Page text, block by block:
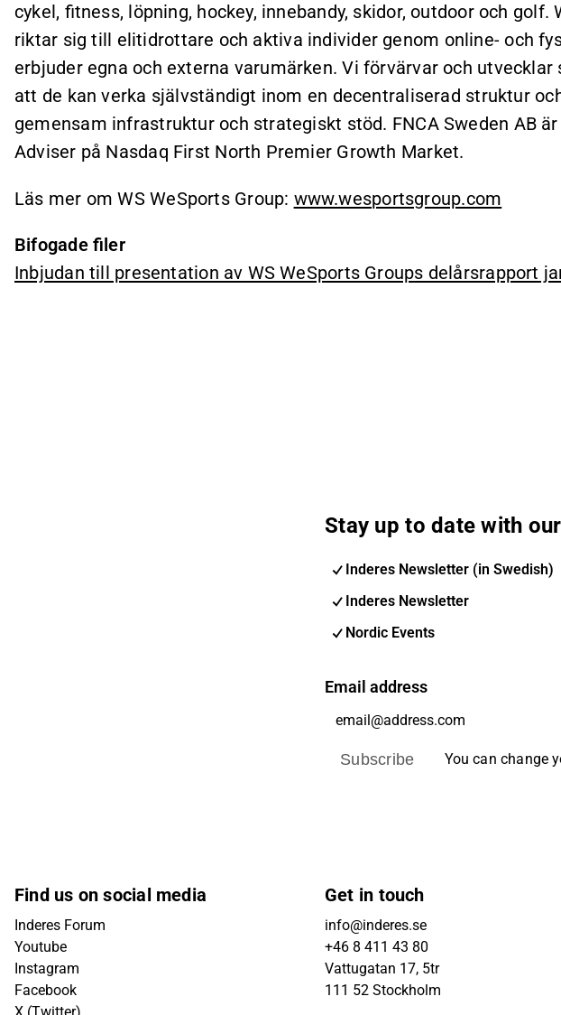
cykel, fitness, löpning, hockey, innebandy, skidor, outdoor och golf.
riktar sig till elitidrottare och aktiva individer genom online- och
erbjuder egna och externa varumärken. Vi förvärvar och
att de kan verka självständigt inom en decentraliserad struktur
gemensam infrastruktur och strategiskt stöd. FNCA Sweden AB
Adviser på Nasdaq First North Premier Growth Market.
Läs mer om WS WeSports Group: www.wesportsgroup.com
Bifogade filer
Inbjudan till presentation av WS WeSports Groups delårsrapport
Stay up to date with
Inderes Newsletter (in Swedish)
Inderes Newsletter
Nordic Events
Email address
Subscribe You can change
Find us on social media
Inderes Forum
Youtube
Instagram
Facebook
Get in touch
info@inderes.se
+46 8 411 43 80
Vattugatan 17, 5tr
111 52 Stockholm